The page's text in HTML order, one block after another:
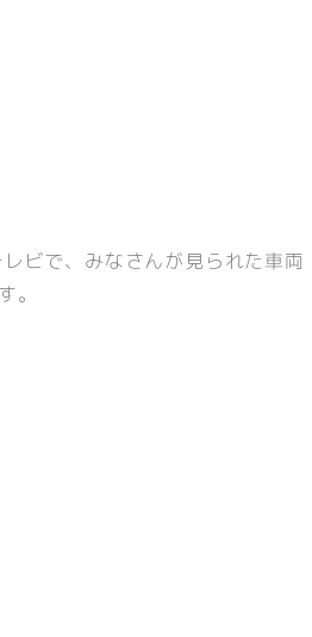
ビで、みなさんが見られた車両
。